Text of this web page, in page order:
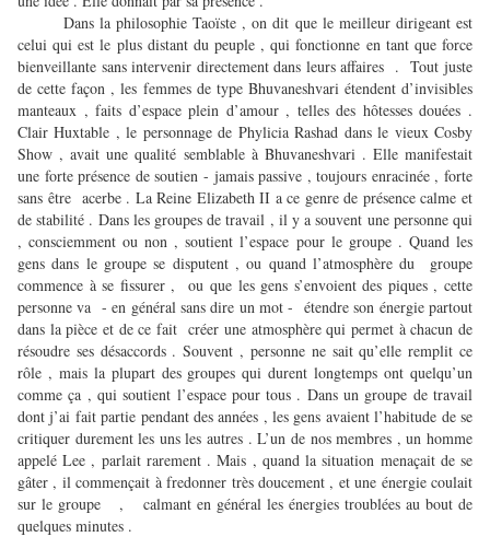
Dans la philosophie Taoïste , on dit que le meilleur dirigeant est
celui qui est le plus distant du peuple , qui fonctionne en tant que force
bienveillante sans intervenir directement dans leurs affaires . Tout juste
de cette façon , les femmes de type Bhuvaneshvari étendent d’invisibles
manteaux , faits d’espace plein d’amour , telles des hôtesses douées .
Clair Huxtable , le personnage de Phylicia Rashad dans le vieux Cosby
Show , avait une qualité semblable à Bhuvaneshvari . Elle manifestait
une forte présence de soutien - jamais passive , toujours enracinée , forte
sans être acerbe . La Reine Elizabeth II a ce genre de présence calme et
de stabilité . Dans les groupes de travail , il y a souvent une personne qui
, consciemment ou non , soutient l’espace pour le groupe . Quand les
gens dans le groupe se disputent , ou quand l’atmosphère du groupe
commence à se fissurer , ou que les gens s’envoient des piques , cette
personne va - en général sans dire un mot - étendre son énergie partout
dans la pièce et de ce fait créer une atmosphère qui permet à chacun de
résoudre ses désaccords . Souvent , personne ne sait qu’elle remplit ce
rôle , mais la plupart des groupes qui durent longtemps ont quelqu’un
comme ça , qui soutient l’espace pour tous . Dans un groupe de travail
dont j’ai fait partie pendant des années , les gens avaient l’habitude de se
critiquer durement les uns les autres . L’un de nos membres , un homme
appelé Lee , parlait rarement . Mais , quand la situation menaçait de se
gâter , il commençait à fredonner très doucement , et une énergie coulait
sur le groupe , calmant en général les énergies troublées au bout de
quelques minutes .